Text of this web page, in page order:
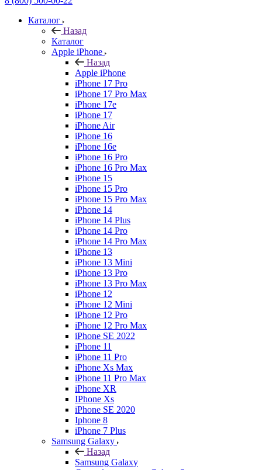
Каталог
Назад
Каталог
Apple iPhone
Назад
Apple iPhone
iPhone 17 Pro
iPhone 17 Pro Max
iPhone 17e
iPhone 17
iPhone Air
iPhone 16
iPhone 16e
iPhone 16 Pro
iPhone 16 Pro Max
iPhone 15
iPhone 15 Pro
iPhone 15 Pro Max
iPhone 14
iPhone 14 Plus
iPhone 14 Pro
iPhone 14 Pro Max
iPhone 13
iPhone 13 Mini
iPhone 13 Pro
iPhone 13 Pro Max
iPhone 12
iPhone 12 Mini
iPhone 12 Pro
iPhone 12 Pro Max
iPhone SE 2022
iPhone 11
iPhone 11 Pro
iPhone Xs Max
iPhone 11 Pro Max
iPhone XR
IPhone Xs
iPhone SE 2020
Iphone 8
iPhone 7 Plus
Samsung Galaxy
Назад
Samsung Galaxy